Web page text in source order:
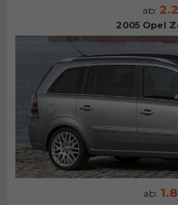
ab:
2005 Opel
ab: